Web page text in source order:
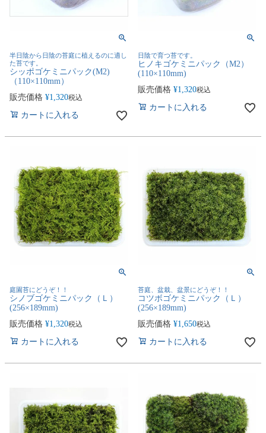
半日陰から日陰の苔庭に植えるのに適し
た苔です。
シッポゴケミニパック(M2)
（110×110mm）
販売価格 ¥1,320税込
カートに入れる
日陰で育つ苔です。
ヒノキゴケミニパック（M2）
(110×110mm)
販売価格 ¥1,320税込
カートに入れる
庭園苔にどうぞ！！
シノブゴケミニパック（Ｌ）
(256×189mm)
販売価格 ¥1,320税込
カートに入れる
苔庭、盆栽、盆景にどうぞ！！
コツボゴケミニパック（Ｌ）
(256×189mm)
販売価格 ¥1,650税込
カートに入れる